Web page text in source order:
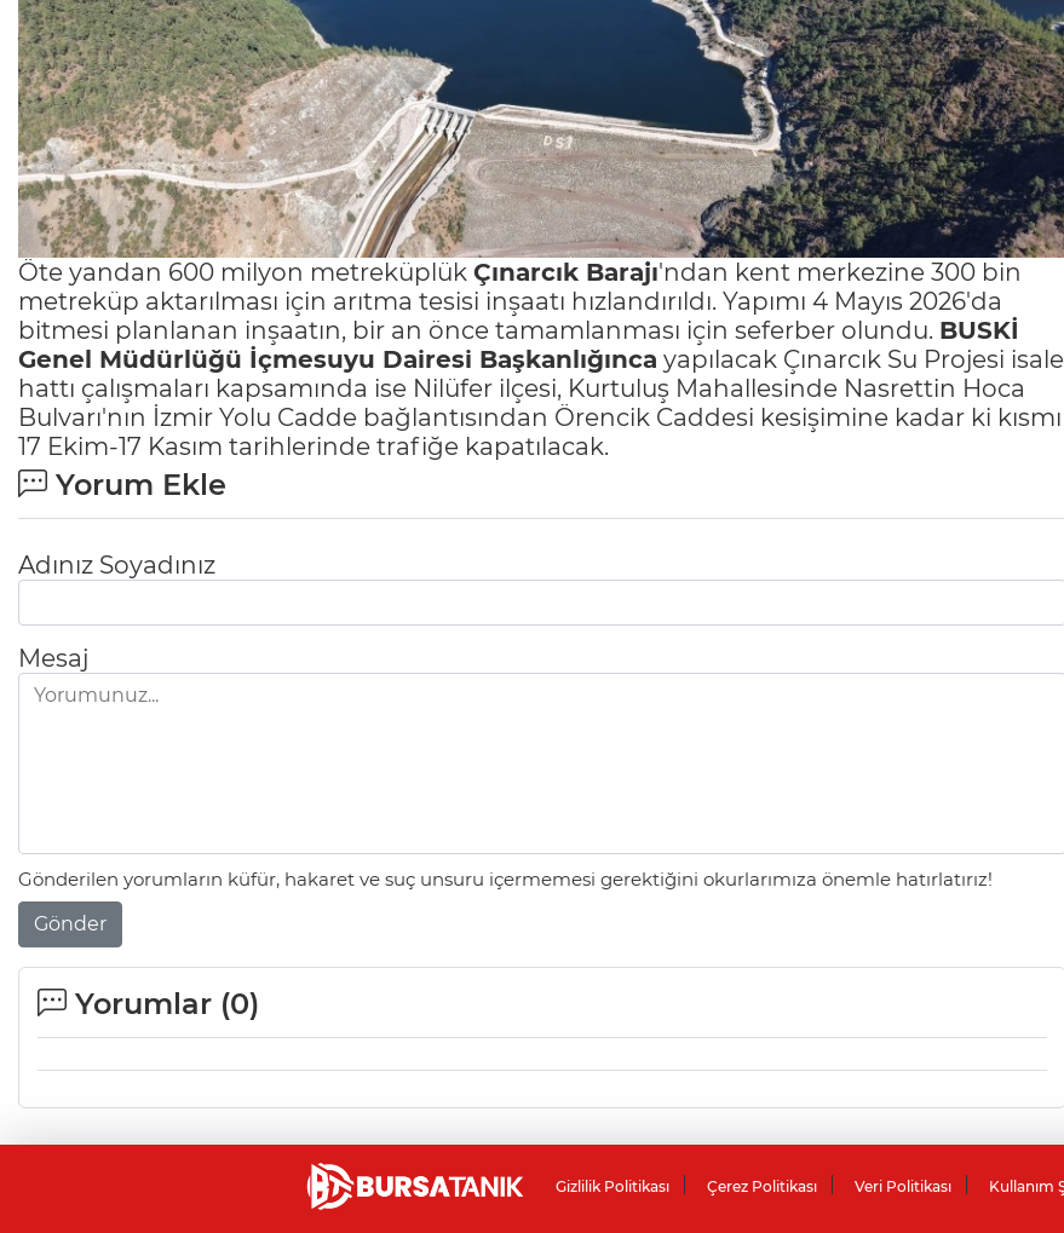
Öte yandan 600 milyon metreküplük Çınarcık Barajı'ndan kent merkezine 300 bin
metreküp aktarılması için arıtma tesisi inşaatı hızlandırıldı. Yapımı 4 Mayıs 2026'da
bitmesi planlanan inşaatın, bir an önce tamamlanması için seferber olundu. BUSKİ
Genel Müdürlüğü İçmesuyu Dairesi Başkanlığınca yapılacak Çınarcık Su Projesi isale
hattı çalışmaları kapsamında ise Nilüfer ilçesi, Kurtuluş Mahallesinde Nasrettin Hoca
Bulvarı'nın İzmir Yolu Cadde bağlantısından Örencik Caddesi kesişimine kadar ki kısmı
17 Ekim-17 Kasım tarihlerinde trafiğe kapatılacak.
Yorum Ekle
Adınız Soyadınız
Mesaj
Gönderilen yorumların küfür, hakaret ve suç unsuru içermemesi gerektiğini okurlarımıza önemle hatırlatırız!
Gönder
Yorumlar (0)
Gizlilik Politikası Çerez Politikası Veri Politikası Kullanım